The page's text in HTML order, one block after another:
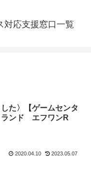
対応支援窓口一覧
した〉【ゲームセンタ
ランド エフワンR
2020.04.10 2023.05.07